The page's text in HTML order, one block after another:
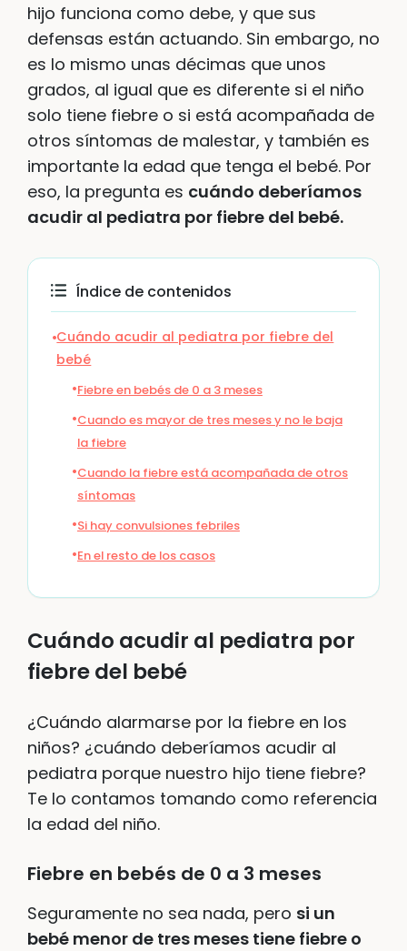
hijo funciona como debe, y que sus
defensas están actuando. Sin embargo, no
es lo mismo unas décimas que unos
grados, al igual que es diferente si el niño
solo tiene fiebre o si está acompañada de
otros síntomas de malestar, y también es
importante la edad que tenga el bebé. Por
eso, la pregunta es cuándo deberíamos
acudir al pediatra por fiebre del bebé.
Índice de contenidos
Cuándo acudir al pediatra por fiebre del
bebé
Fiebre en bebés de 0 a 3 meses
Cuando es mayor de tres meses y no le baja
la fiebre
Cuando la fiebre está acompañada de otros
síntomas
Si hay convulsiones febriles
En el resto de los casos
Cuándo acudir al pediatra por
fiebre del bebé
¿Cuándo alarmarse por la fiebre en los
niños? ¿cuándo deberíamos acudir al
pediatra porque nuestro hijo tiene fiebre?
Te lo contamos tomando como referencia
la edad del niño.
Fiebre en bebés de 0 a 3 meses
Seguramente no sea nada, pero si un
bebé menor de tres meses tiene fiebre o